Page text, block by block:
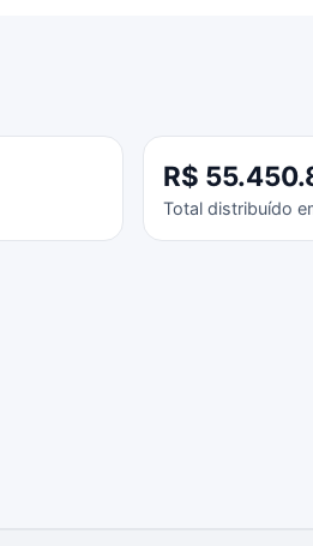
R$
Total distribuído